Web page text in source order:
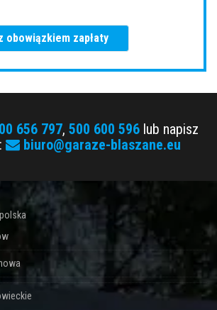
656 797, 500 600 596lub napisz
biuro@garaze-blaszane.eu